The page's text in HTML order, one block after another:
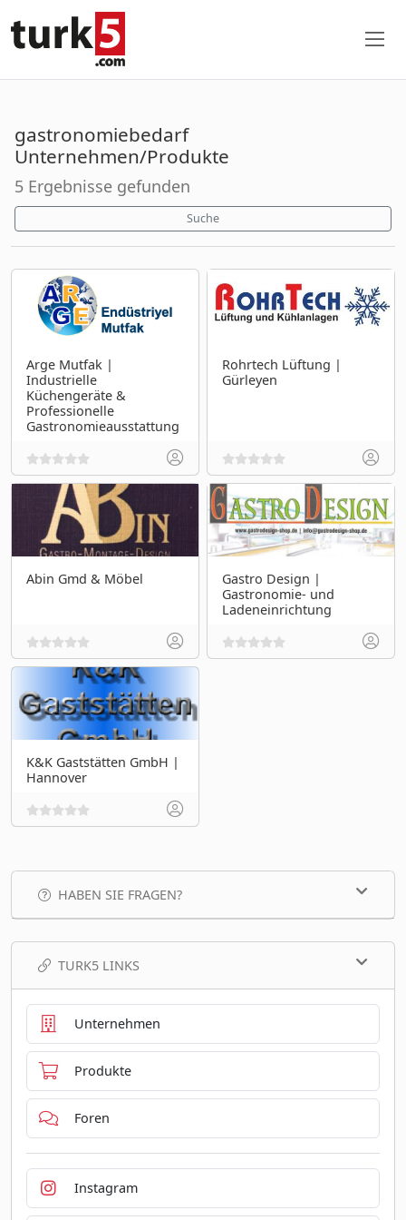
gastronomiebedarf
Unternehmen/Produkte
5 Ergebnisse gefunden
Suche
Arge Mutfak |
Industrielle
Küchengeräte &
Professionelle
Gastronomieausstattung
Rohrtech Lüftung |
Gürleyen
Abin Gmd & Möbel
Gastro Design |
Gastronomie- und
Ladeneinrichtung
K&K Gaststätten GmbH |
Hannover
HABEN SIE FRAGEN?
TURK5 LINKS
Unternehmen
Produkte
Foren
Instagram